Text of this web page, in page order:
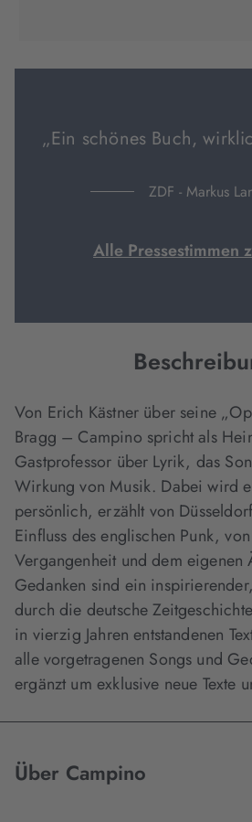
Tab
Tab
„Ein schönes Buch,
ZDF - Markus
Alle Pressestimmen
Von Erich Kästner über seine
Bragg – Campino spricht als
Gastprofessor über Lyrik, das
Wirkung von Musik. Dabei wird
persönlich, erzählt von
Einfluss des englischen Punk,
Vergangenheit und dem eigenen
Gedanken sind ein
durch die deutsche
in vierzig Jahren entstandenen
alle vorgetragenen Songs und
ergänzt um exklusive neue Texte
Über Campino